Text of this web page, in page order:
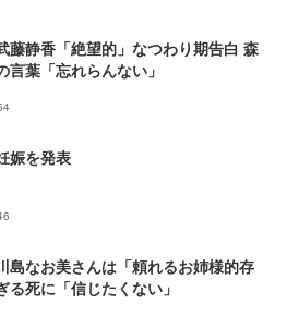
藤静香「絶望的」なつわり期告白 森
言葉「忘れらんない」
娠を発表
島なお美さんは「頼れるお姉様的存
死に「信じたくない」